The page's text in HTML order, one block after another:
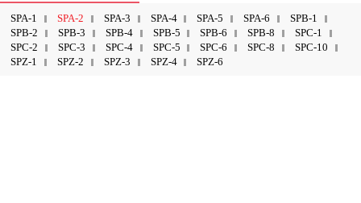
SPA-1 SPA-2 SPA-3 SPA-4 SPA-5 SPA-6
SPB-1
SPB-2
SPB-3 SPB-4 SPB-5 SPB-6 SPB-8
SPC-1
SPC-2
SPC-3 SPC-4 SPC-5 SPC-6 SPC-8
SPC-10
SPZ-1
SPZ-2 SPZ-3 SPZ-4 SPZ-6